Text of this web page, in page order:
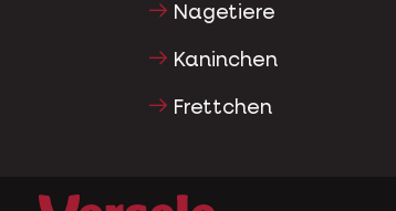
Nagetiere
Kaninchen
Frettchen